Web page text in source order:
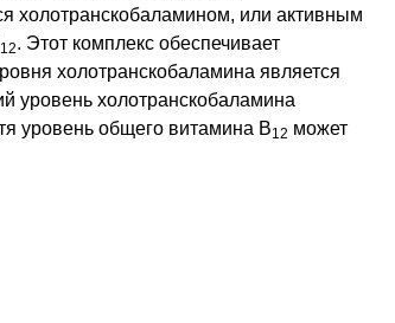
холотранскобаламином, или активным
12. Этот комплекс обеспечивает
холотранскобаламина является
уровень холотранскобаламина
уровень общего витамина В12 может